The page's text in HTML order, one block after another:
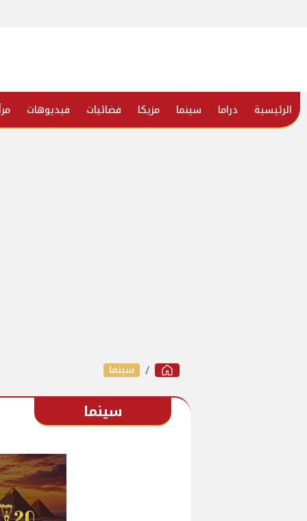
الرئيسية دراما سينما مزيكا فضائيات فيديوهات
سينما
سينما